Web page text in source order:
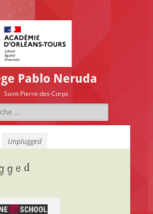
Pablo Neruda
Saint-Pierre-des-Corps
:
Unplugged